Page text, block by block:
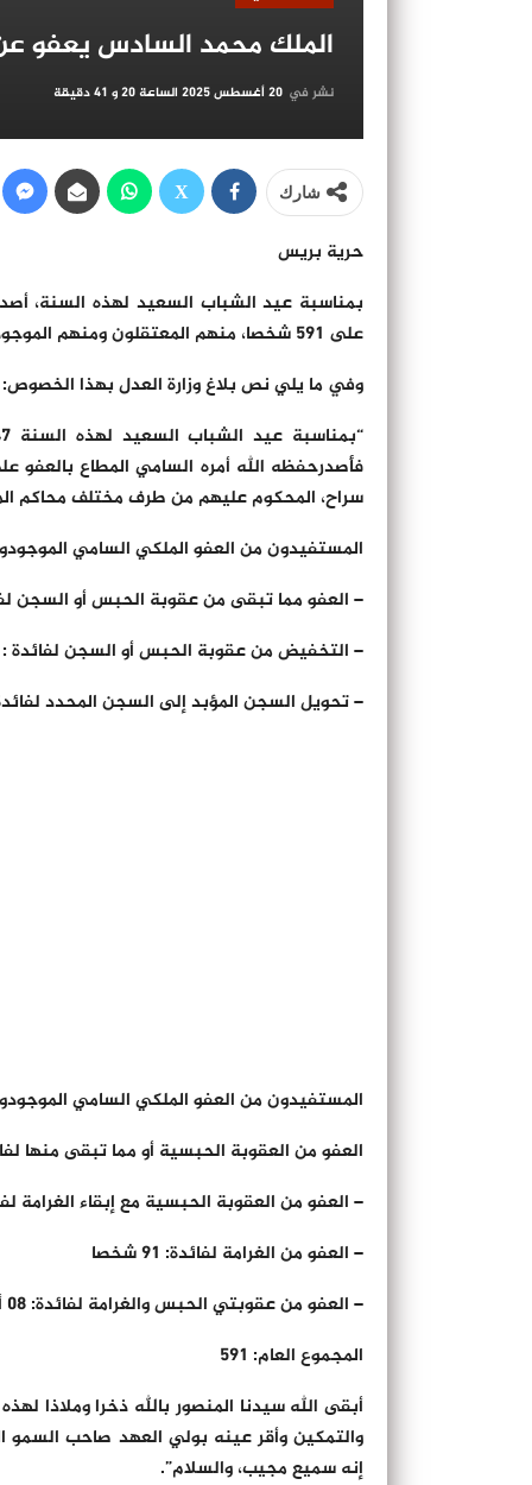
الملك محمد السادس يعفو عن 591 شخصا بمناسبة عيد
نشر في 20 أغسطس 2025 الساعة 20 و 41 دقيقة
شارك
حرية بريس
بمناسبة عيد الشباب السعيد لهذه السنة،
على 591 شخصا، منهم المعتقلون ومنهم الموجودون في حالة سراح، المحكوم عليهم من طرف مختلف محاكم المملكة.
وفي ما يلي نص بلاغ وزارة العدل بهذا الخصوص:
فأصدرحفظه الله أمره السامي المطاع
سراح، المحكوم عليهم من طرف مختلف محاكم المملكة
المستفيدون من العفو الملكي السامي الموجودون في حالة اعتقال
– العفو مما تبقى من عقوبة الحبس أو السجن لفائدة:
– التخفيض من عقوبة الحبس أو السجن لفائدة : 441 نزيلا
– تحويل السجن المؤبد إلى السجن المحدد لفائدة: 01 نزيل
المستفيدون من العفو الملكي السامي الموجودون في حالة
العفو من العقوبة الحبسية أو مما تبقى منها لفائدة:
– العفو من العقوبة الحبسية مع إبقاء الغرامة لفائدة:
– العفو من الغرامة لفائدة: 91 شخصا
– العفو من عقوبتي الحبس والغرامة لفائدة: 08 أشخاص
المجموع العام: 591
أبقى الله سيدنا المنصور بالله ذخرا وملاذا
والتمكين وأقر عينه بولي العهد صاحب السمو
إنه سميع مجيب، والسلام”.